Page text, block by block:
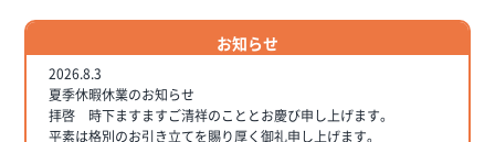
お知らせ
2026.8.3
夏季休暇休業のお知らせ
拝啓 時下ますますご清祥のこととお慶び申し上げます。
平素は格別のお引き立てを賜り厚く御礼申し上げます。